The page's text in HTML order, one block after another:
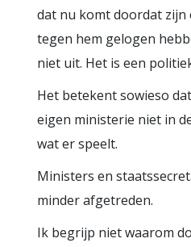
dat nu komt doordat zijn
tegen hem gelogen
niet uit. Het is een
Het betekent sowieso
eigen ministerie niet in
wat er speelt.
Ministers en
minder afgetreden.
Ik begrijp niet waarom